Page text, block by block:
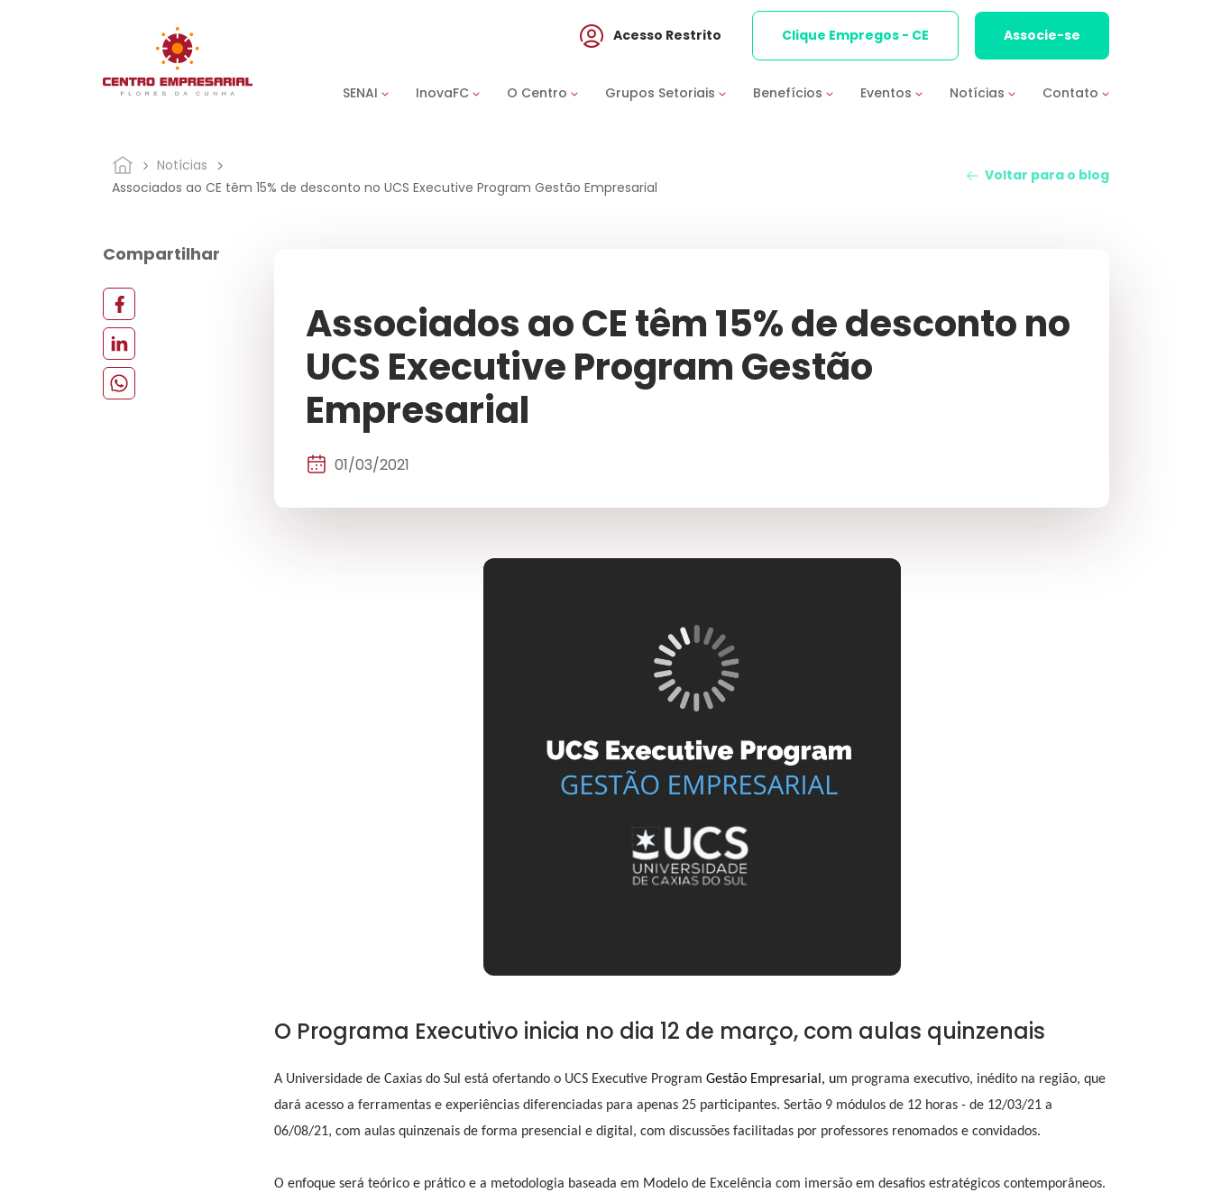
SENAI InovaFC O Centro Grupos Setoriais Benefícios Eventos Notícias Contato
Acesso Restrito Clique Empregos - CE Associe-se
Notícias
Associados ao CE têm 15% de desconto no UCS Executive Program Gestão Empresarial
Voltar para o blog
Compartilhar
Associados ao CE têm 15% de desconto no
UCS Executive Program Gestão
Empresarial
01/03/2021
O Programa Executivo inicia no dia 12 de março, com aulas quinzenais
A Universidade de Caxias do Sul está ofertando o UCS Executive Program Gestão Empresarial, um programa executivo, inédito na região, que
dará acesso a ferramentas e experiências diferenciadas para apenas 25 participantes. Sertão 9 módulos de 12 horas - de 12/03/21 a
06/08/21, com aulas quinzenais de forma presencial e digital, com discussões facilitadas por professores renomados e convidados.
O enfoque será teórico e prático e a metodologia baseada em Modelo de Excelência com imersão em desafios estratégicos contemporâneos.